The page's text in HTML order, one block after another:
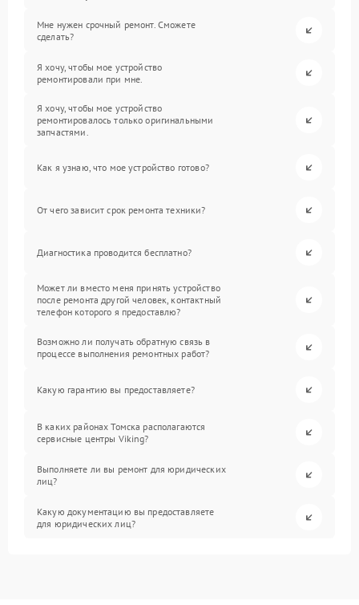
Мне нужен срочный ремонт. Сможете
сделать?
Я хочу, чтобы мое устройство
ремонтировали при мне.
Я хочу, чтобы мое устройство
ремонтировалось только оригинальными
запчастями.
Как я узнаю, что мое устройство готово?
От чего зависит срок ремонта техники?
Диагностика проводится бесплатно?
Может ли вместо меня принять устройство
после ремонта другой человек, контактный
телефон которого я предоставлю?
Возможно ли получать обратную связь в
процессе выполнения ремонтных работ?
Какую гарантию вы предоставляете?
В каких районах Томска располагаются
сервисные центры Viking?
Выполняете ли вы ремонт для юридических
лиц?
Какую документацию вы предоставляете
для юридических лиц?